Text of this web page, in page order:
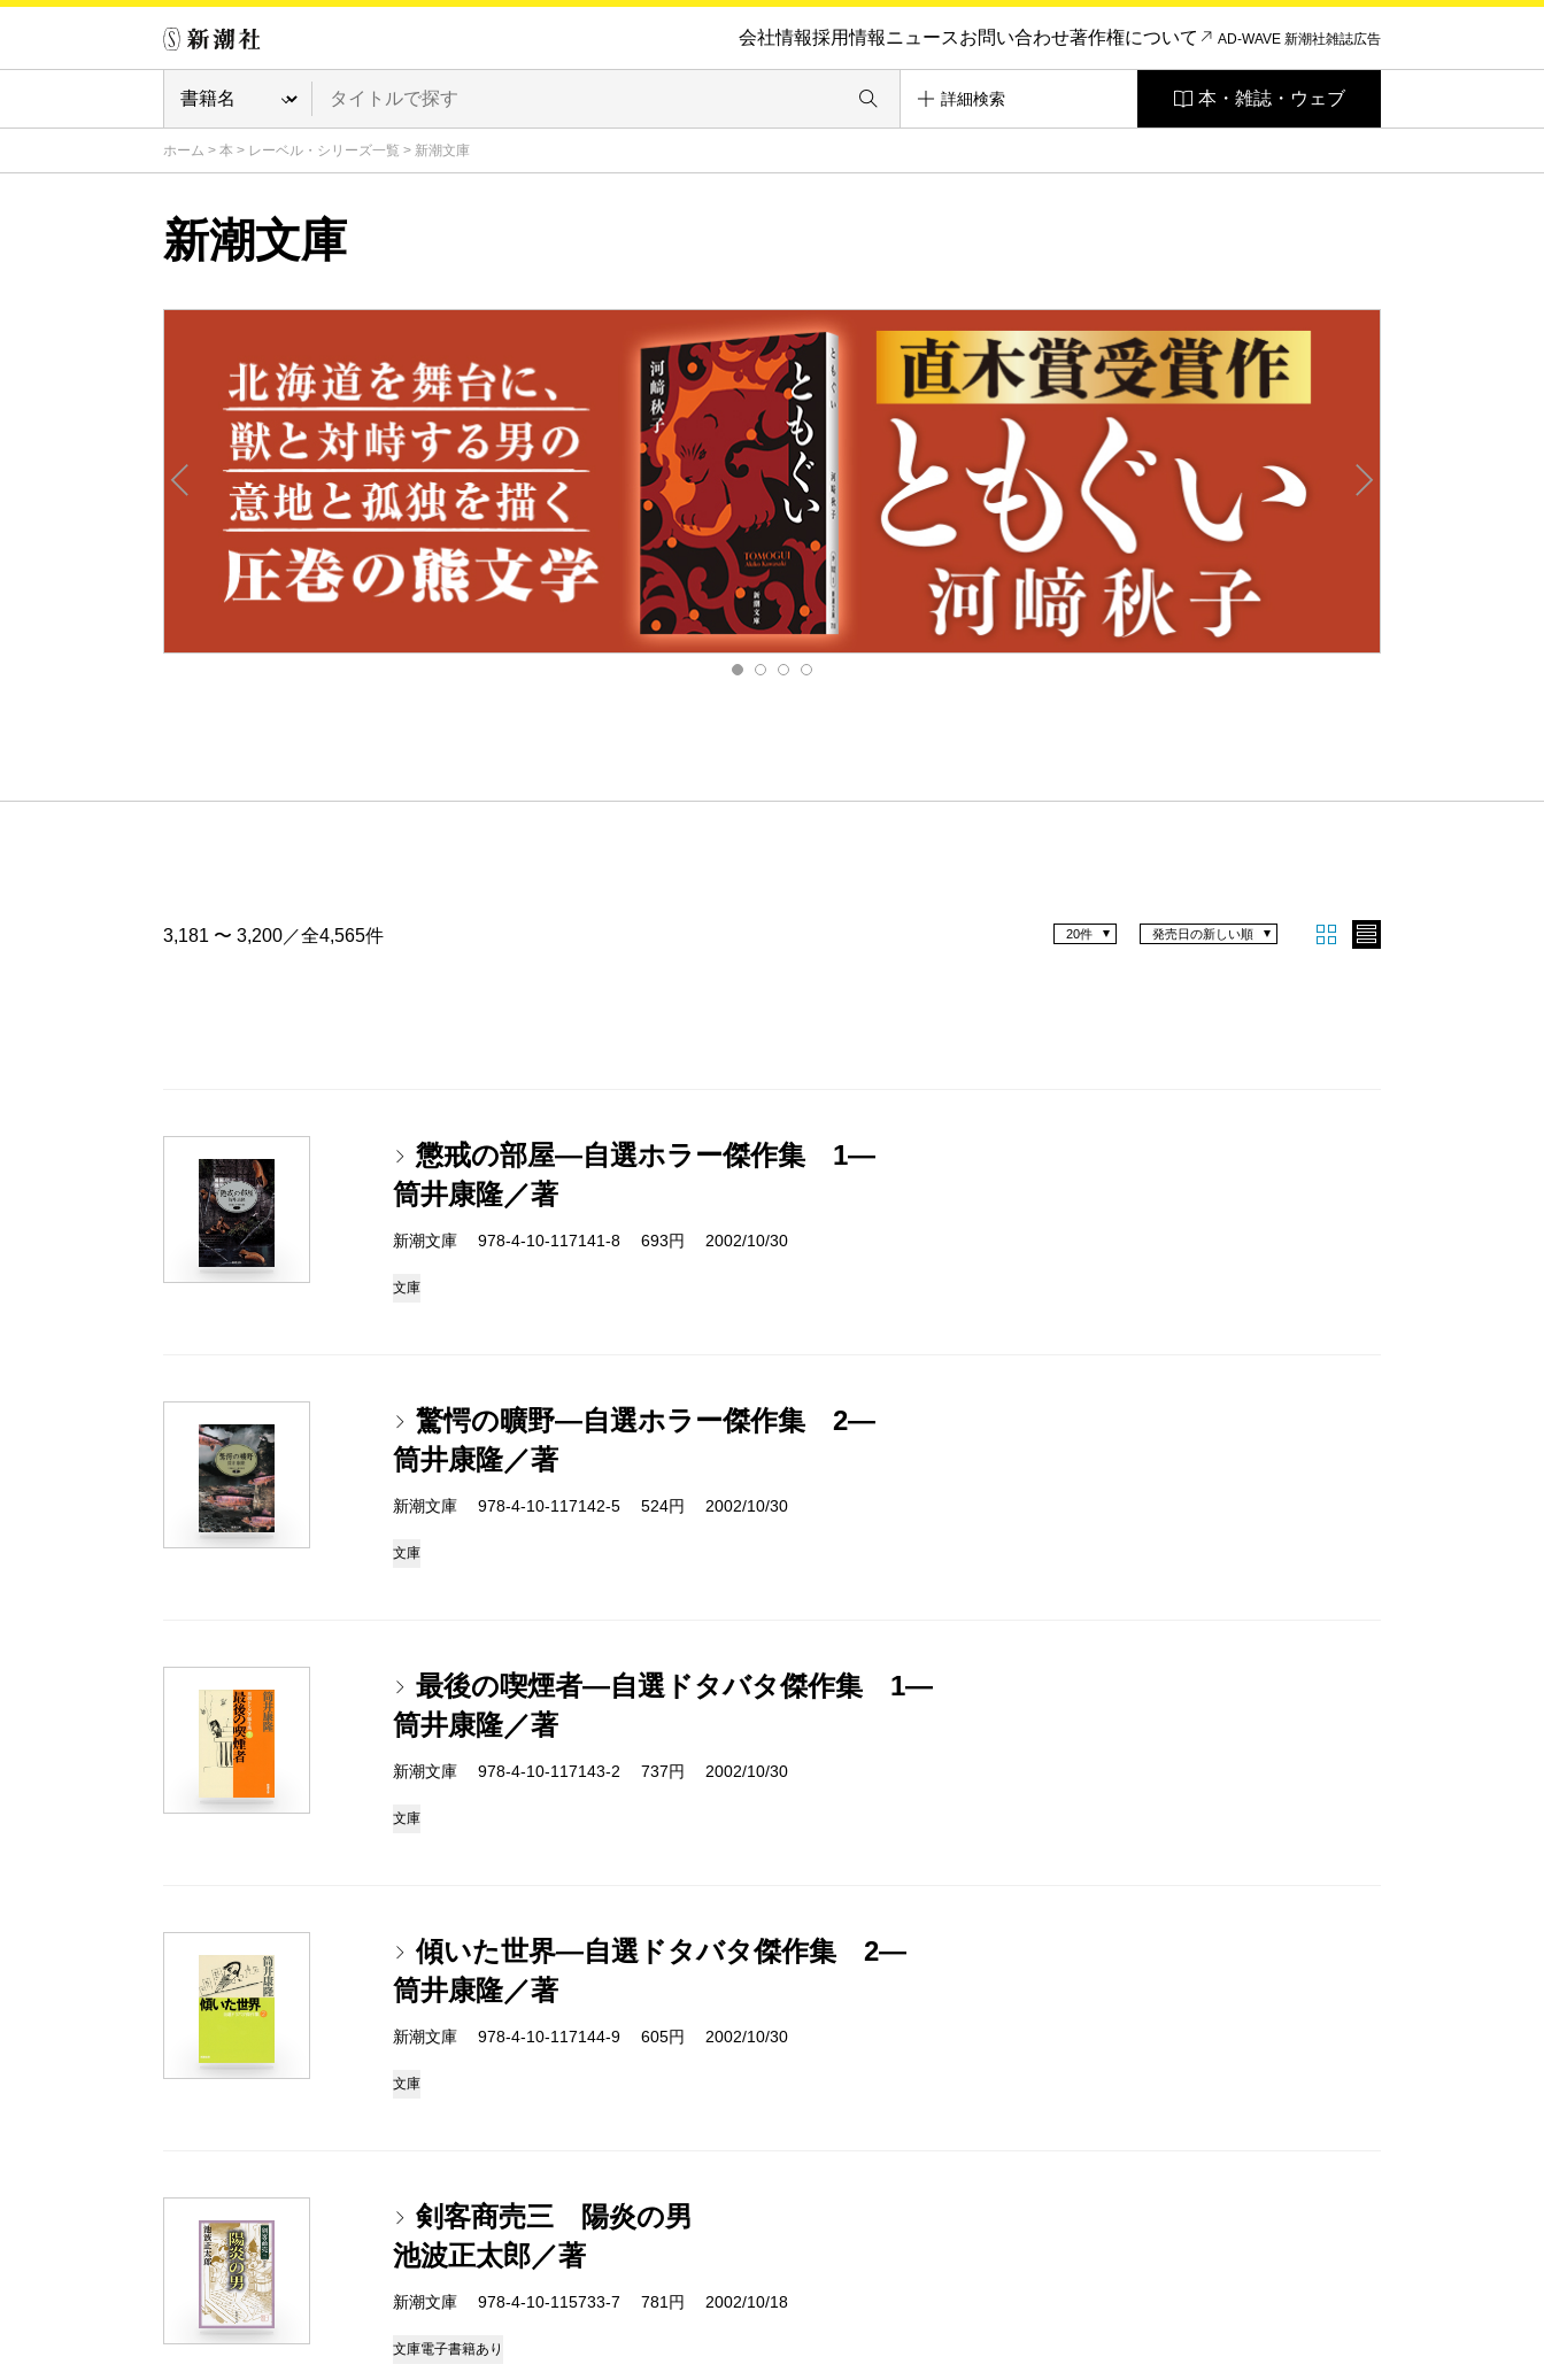
会社情報採用情報ニュースお問い合わせ著作権について AD-WAVE 新潮社雑誌広告
詳細検索 本・雑誌・ウェブ
ホーム > 本 > レーベル・シリーズ一覧 > 新潮文庫
新潮文庫
3,181 〜 3,200／全4,565件 発売日の新しい順
20件
懲戒の部屋―自選ホラー傑作集 1―
筒井康隆／著
新潮文庫 978-4-10-117141-8 693円 2002/10/30
文庫
驚愕の曠野―自選ホラー傑作集 2―
筒井康隆／著
新潮文庫 978-4-10-117142-5 524円 2002/10/30
文庫
最後の喫煙者―自選ドタバタ傑作集 1―
筒井康隆／著
新潮文庫 978-4-10-117143-2 737円 2002/10/30
文庫
傾いた世界―自選ドタバタ傑作集 2―
筒井康隆／著
新潮文庫 978-4-10-117144-9 605円 2002/10/30
文庫
剣客商売三 陽炎の男
池波正太郎／著
新潮文庫 978-4-10-115733-7 781円 2002/10/18
文庫電子書籍あり